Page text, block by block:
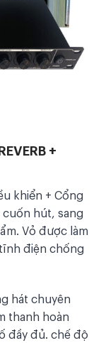
+
khiển + Cổng
hút, sang
Vỏ được làm
điện chống
hát chuyên
thanh hoàn
đầy đủ. chế độ